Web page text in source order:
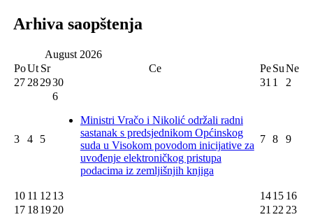
Arhiva saopštenja
August 2026
PoUt Sr Ce PeSuNe
27 282930 31 1 2
3 4 5
6
Ministri Vračo i Nikolić održali radni
sastanak s predsjednikom Općinskog
suda u Visokom povodom inicijative za
uvođenje elektroničkog pristupa
podacima iz zemljišnjih knjiga
7 8 9
10 11 12 13 1415 16
17 181920 21 22 23